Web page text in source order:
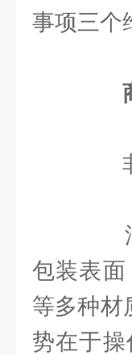
事项三个
非
油
包装表
等多种材
势在于